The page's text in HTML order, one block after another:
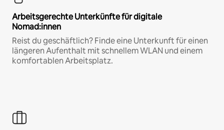
Arbeitsgerechte Unterkünfte für digitale
Nomad:innen
Reist du geschäftlich? Finde eine Unterkunft für einen
längeren Aufenthalt mit schnellem WLAN und einem
komfortablen Arbeitsplatz.